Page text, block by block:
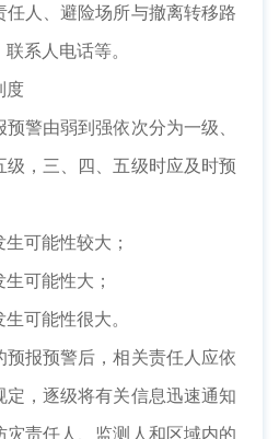
任人、避险场所与撤离转移路
系人电话等。
度
警由弱到强依次分为一级、
，三、四、五级时应及时预
可能性较大；
可能性大；
可能性很大。
预报预警后，相关责任人应依
定，逐级将有关信息迅速通知
责任人、监测人和区域内的